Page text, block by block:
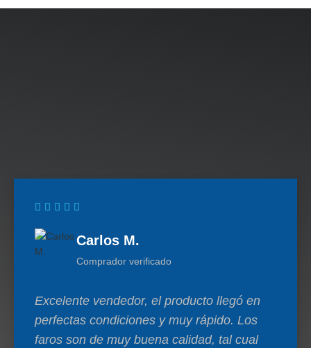
Carlos M.
Comprador verificado
Excelente vendedor, el producto llegó en
perfectas condiciones y muy rápido. Los
faros son de muy buena calidad, tal cual